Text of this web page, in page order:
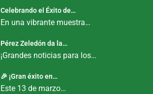
Celebrando el Éxito de…
En una vibrante muestra…
Pérez Zeledón da la…
¡Grandes noticias para los…
🎉 ¡Gran éxito en…
Este 13 de marzo…